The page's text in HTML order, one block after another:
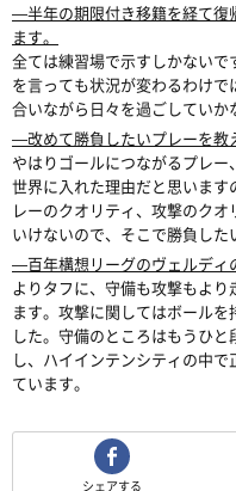
―半年の期限付き移籍を経て復
ます。
全ては練習場で示すしかない
を言っても状況が変わるわけ
合いながら日々を過ごしていか
―改めて勝負したいプレーを教
やはりゴールにつながるプレ
世界に入れた理由だと思いま
レーのクオリティ、攻撃のク
いけないので、そこで勝負した
―百年構想リーグのヴェルディ
よりタフに、守備も攻撃もよ
ます。攻撃に関してはボール
した。守備のところはもうひ
し、ハイインテンシティの中
ています。
シェアする